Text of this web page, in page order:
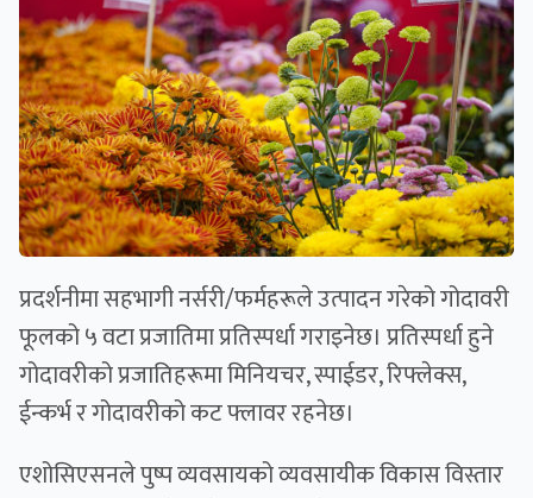
प्रदर्शनीमा सहभागी नर्सरी/फर्महरूले उत्पादन गरेको गोदावरी
फूलको ५ वटा प्रजातिमा प्रतिस्पर्धा गराइनेछ। प्रतिस्पर्धा हुने
गोदावरीको प्रजातिहरूमा मिनियचर, स्पाईडर, रिफ्लेक्स,
ईन्कर्भ र गोदावरीको कट फ्लावर रहनेछ।
एशोसिएसनले पुष्प व्यवसायको व्यवसायीक विकास विस्तार